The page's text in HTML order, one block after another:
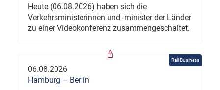
Heute (06.08.2026) haben sich die
Verkehrsministerinnen und -minister der Länder
zu einer Videokonferenz zusammengeschaltet.
Rail Business
06.08.2026
Hamburg – Berlin